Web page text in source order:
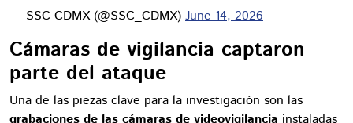
— SSC CDMX (@SSC_CDMX) June 14, 2026
Cámaras de vigilancia captaron
parte del ataque
Una de las piezas clave para la investigación son las
grabaciones de las cámaras de videovigilancia instaladas